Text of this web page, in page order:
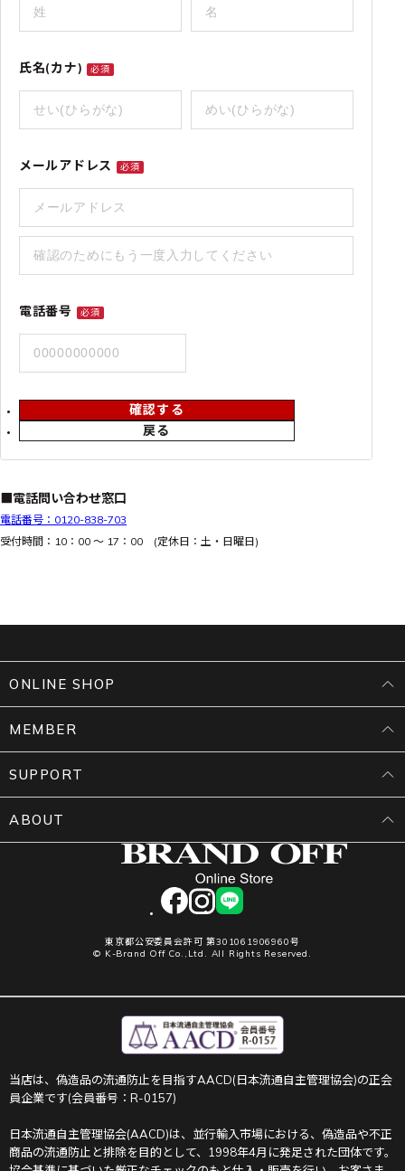
氏名(カナ) 必須
メールアドレス 必須
電話番号 必須
戻る
確認する
■電話問い合わせ窓口
電話番号：0120-838-703
受付時間：10：00 ～ 17：00 (定休日：土・日曜日)
facebookinstagram
LINE
東京都公安委員会許可 第301061906960号
© K-Brand Off Co.,Ltd. All Rights Reserved.
ONLINE SHOP
MEMBER
SUPPORT
ABOUT
当店は、偽造品の流通防止を目指すAACD(日本流通自主管理協会)の正会
員企業です(会員番号：R-0157)
日本流通自主管理協会(AACD)は、並行輸入市場における、偽造品や不正
商品の流通防止と排除を目的として、1998年4月に発足された団体です。